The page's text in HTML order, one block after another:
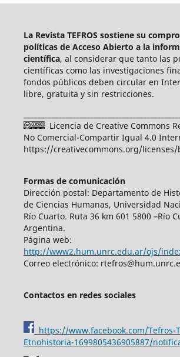
La Revista TEFROS sostiene su
políticas de Acceso Abierto a la
científica, al considerar que tanto las
científicas como las investigaciones
fondos públicos deben circular en
libre, gratuita y sin restricciones.
Licencia de Creative Commons
No Comercial-Compartir Igual 4.0
https://creativecommons.org/
Formas de comunicación
Dirección postal: Departamento de
de Ciencias Humanas, Universidad
Río Cuarto. Ruta 36 km 601 5800 –Río
Argentina.
Página web:
http://www2.hum.unrc.edu.ar/ojs/
Correo electrónico:
Contactos en redes sociales
https://www.facebook.com/Tefros-
Etnohistoria-1699805436905887/